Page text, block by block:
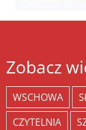
Zobacz
WSCHOWA
CZYTELNIA